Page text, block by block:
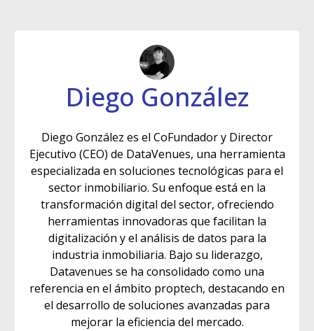
Diego González
Diego González es el CoFundador y Director
Ejecutivo (CEO) de DataVenues, una herramienta
especializada en soluciones tecnológicas para el
sector inmobiliario. Su enfoque está en la
transformación digital del sector, ofreciendo
herramientas innovadoras que facilitan la
digitalización y el análisis de datos para la
industria inmobiliaria. Bajo su liderazgo,
Datavenues se ha consolidado como una
referencia en el ámbito proptech, destacando en
el desarrollo de soluciones avanzadas para
mejorar la eficiencia del mercado.